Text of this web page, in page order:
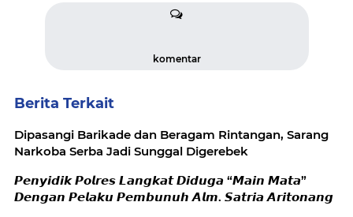
komentar
Berita Terkait
Dipasangi Barikade dan Beragam Rintangan, Sarang
Narkoba Serba Jadi Sunggal Digerebek
𝙋𝙚𝙣𝙮𝙞𝙙𝙞𝙠 𝙋𝙤𝙡𝙧𝙚𝙨 𝙇𝙖𝙣𝙜𝙠𝙖𝙩 𝘿𝙞𝙙𝙪𝙜𝙖 “𝙈𝙖𝙞𝙣 𝙈𝙖𝙩𝙖”
𝘿𝙚𝙣𝙜𝙖𝙣 𝙋𝙚𝙡𝙖𝙠𝙪 𝙋𝙚𝙢𝙗𝙪𝙣𝙪𝙝 𝘼𝙡𝙢. 𝙎𝙖𝙩𝙧𝙞𝙖 𝘼𝙧𝙞𝙩𝙤𝙣𝙖𝙣𝙜